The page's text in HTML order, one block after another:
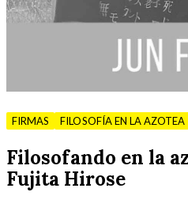
FIRMAS FILOSOFÍA EN LA AZOTEA
Filosofando en la
Fujita​ ​Hirose